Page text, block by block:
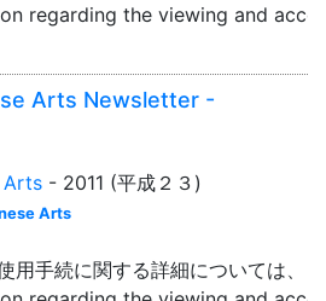
regarding the viewing and
Arts Newsletter -
Arts - 2011 (平成２３)
Arts
用手続に関する詳細については、「